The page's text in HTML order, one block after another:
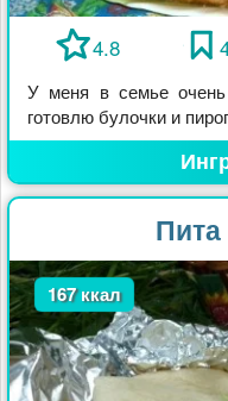
4.8
У меня в семье
готовлю булочки и
Пита
167 ккал